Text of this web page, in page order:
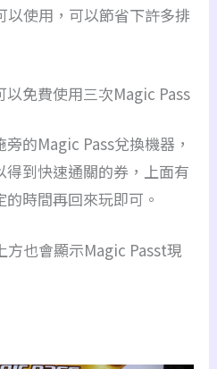
以使用，可以節省下許多排
免費使用三次Magic Pass
旁的Magic Pass兌換機器，
到快速通關的券，上面有
時間再回來玩即可。
方也會顯示Magic Passt現